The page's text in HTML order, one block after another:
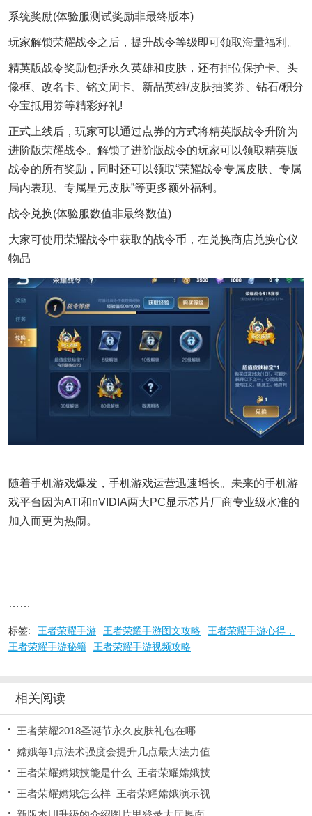
系统奖励(体验服测试奖励非最终版本)
玩家解锁荣耀战令之后，提升战令等级即可领取海量福利。
精英版战令奖励包括永久英雄和皮肤，还有排位保护卡、头
像框、改名卡、铭文周卡、新品英雄/皮肤抽奖券、钻石/积分
夺宝抵用券等精彩好礼!
正式上线后，玩家可以通过点券的方式将精英版战令升阶为
进阶版荣耀战令。解锁了进阶版战令的玩家可以领取精英版
战令的所有奖励，同时还可以领取“荣耀战令专属皮肤、专属
局内表现、专属星元皮肤”等更多额外福利。
战令兑换(体验服数值非最终数值)
大家可使用荣耀战令中获取的战令币，在兑换商店兑换心仪
物品
随着手机游戏爆发，手机游戏运营迅速增长。未来的手机游
戏平台因为ATI和nVIDIA两大PC显示芯片厂商专业级水准的
加入而更为热闹。
……
标签: 王者荣耀手游 王者荣耀手游图文攻略
王者荣耀手游心得，
王者荣耀手游秘籍
王者荣耀手游视频攻略
相关阅读
王者荣耀2018圣诞节永久皮肤礼包在哪
嫦娥每1点法术强度会提升几点最大法力值
王者荣耀嫦娥技能是什么_王者荣耀嫦娥技
王者荣耀嫦娥怎么样_王者荣耀嫦娥演示视